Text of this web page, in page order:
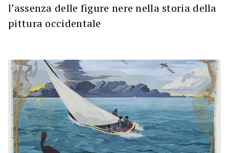
l’assenza delle figure nere nella storia della
pittura occidentale